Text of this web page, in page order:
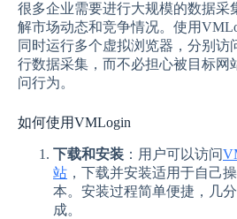
很多企业需要进行大规模的数据采
解市场动态和竞争情况。使用
同时运行多个虚拟浏览器，分别访
行数据采集，而不必担心被目标网
问行为。
如何使用VMLogin
下载和安装 ：用户可以访问
站 ，下载并安装适用于自己
本。安装过程简单便捷，几
成。